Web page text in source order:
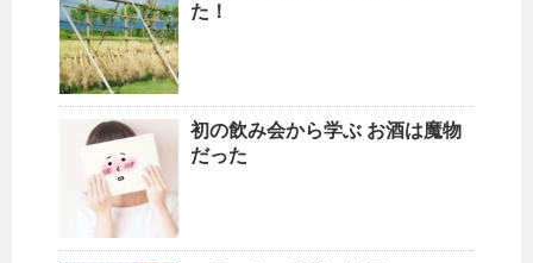
た！
初の飲み会から学ぶ お酒は魔物
だった